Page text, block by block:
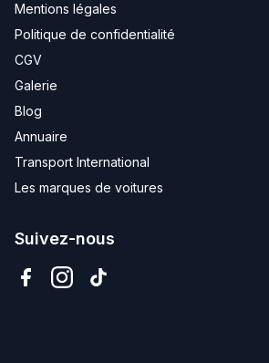
Mentions légales
Politique de confidentialité
CGV
Galerie
Blog
Annuaire
Transport International
Les marques de voitures
Suivez-nous